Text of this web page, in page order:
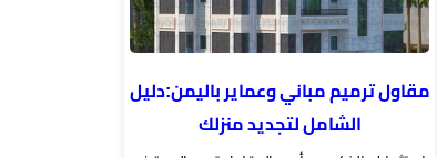
مقاول ترميم مباني وعماير باليمن:دليل
الشامل لتجديد منزلك